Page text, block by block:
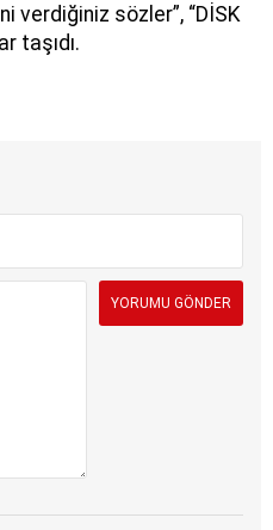
verdiğiniz sözler”, “DİSK
taşıdı.